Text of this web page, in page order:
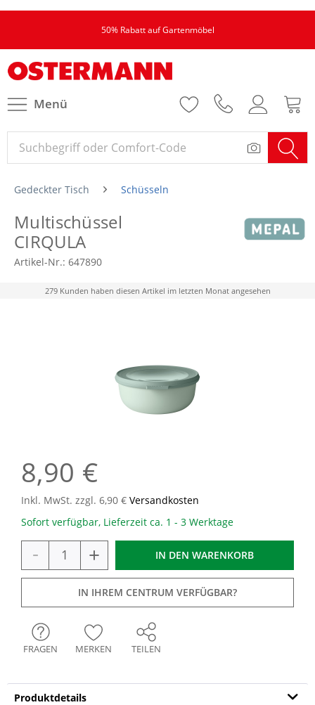
50% Rabatt auf Gartenmöbel
Menü
Gedeckter Tisch Schüsseln
Multischüssel
CIRQULA
Artikel-Nr.: 647890
279 Kunden haben diesen Artikel im letzten Monat angesehen
8,90 €
Inkl. MwSt. zzgl. 6,90 € Versandkosten
Sofort verfügbar, Lieferzeit ca. 1 - 3 Werktage
- + IN DEN WARENKORB
IN IHREM CENTRUM VERFÜGBAR?
FRAGEN MERKEN TEILEN
Produktdetails